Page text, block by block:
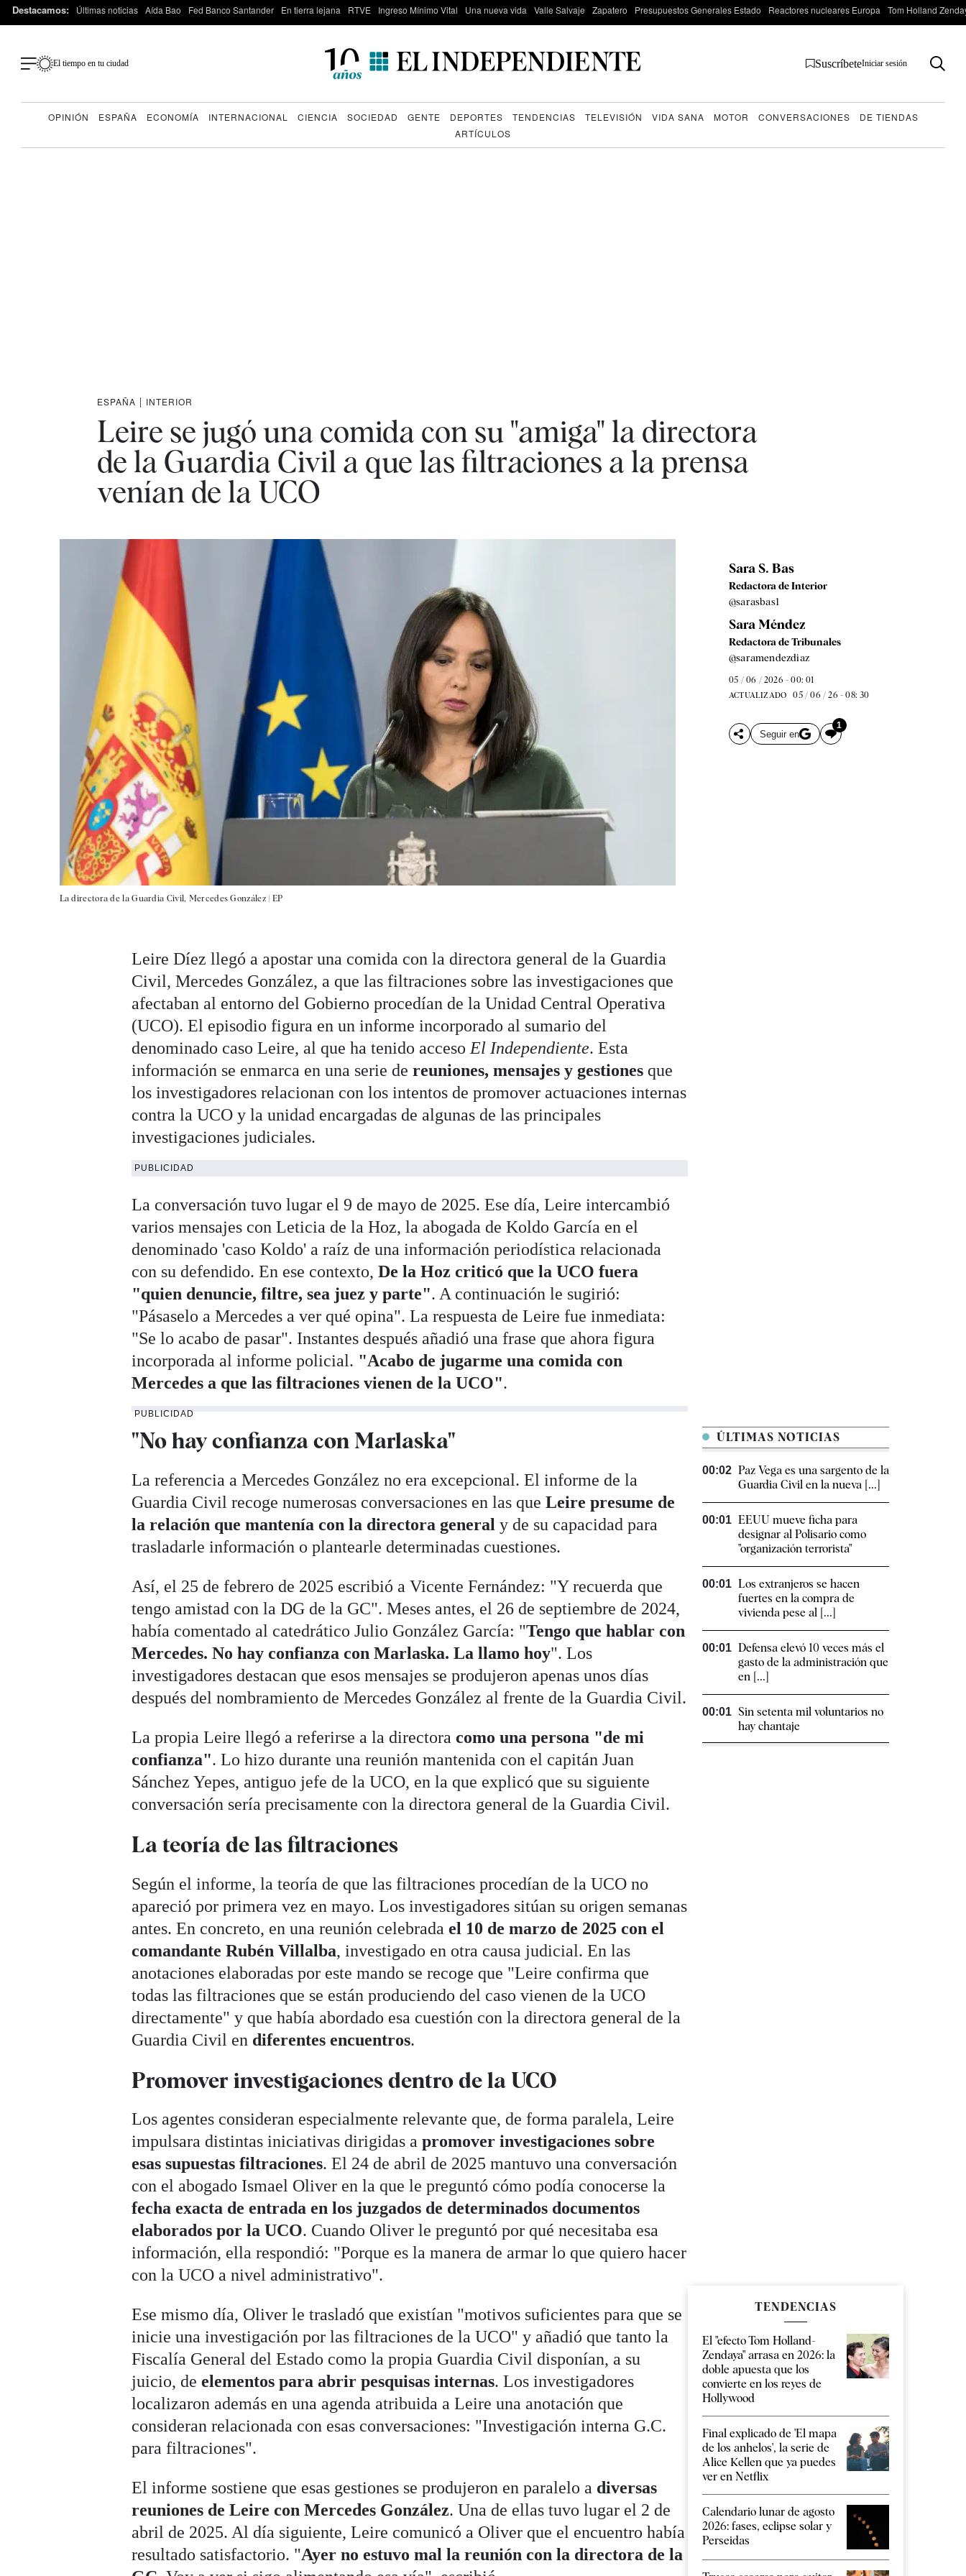
Destacamos: Últimas noticias Aída Bao Fed Banco Santander En tierra lejana RTVE Ingreso Mínimo Vital Una nueva vida Valle Salvaje Zapatero Presupuestos Generales Estado Reactores nucleares Europa Tom Holland
El tiempo en tu ciudad SuscríbeteIniciar sesión
OPINIÓN ESPAÑA ECONOMÍA INTERNACIONAL CIENCIA SOCIEDAD GENTE DEPORTES TENDENCIAS TELEVISIÓN VIDA SANA MOTOR CONVERSACIONES
DE TIENDAS
ARTÍCULOS
ESPAÑA | INTERIOR
Leire se jugó una comida con su "amiga" la directora
de la Guardia Civil a que las filtraciones a la prensa
venían de la UCO
La directora de la Guardia Civil, Mercedes González | EP
Sara S. Bas
Redactora de Interior
@sarasbas1
Sara Méndez
Redactora de Tribunales
@saramendezdiaz
05 / 06 / 2026 - 00: 01
ACTUALIZADO 05 / 06 / 26 - 08: 30
Seguir en
1
Leire Díez llegó a apostar una comida con la directora general de la Guardia
Civil, Mercedes González, a que las filtraciones sobre las investigaciones que
afectaban al entorno del Gobierno procedían de la Unidad Central Operativa
(UCO). El episodio figura en un informe incorporado al sumario del
denominado caso Leire, al que ha tenido acceso El Independiente. Esta
información se enmarca en una serie dereuniones, mensajes y gestionesque
los investigadores relacionan con los intentos de promover actuaciones internas
contra la UCO y la unidad encargadas de algunas de las principales
investigaciones judiciales.
PUBLICIDAD
La conversación tuvo lugar el 9 de mayo de 2025. Ese día, Leire intercambió
varios mensajes con Leticia de la Hoz, la abogada de Koldo García en el
denominado 'caso Koldo' a raíz de una información periodística relacionada
con su defendido. En ese contexto,De la Hoz criticó que la UCO fuera
"quien denuncie, filtre, sea juez y parte". A continuación le sugirió:
"Pásaselo a Mercedes a ver qué opina". La respuesta de Leire fue inmediata:
"Se lo acabo de pasar". Instantes después añadió una frase que ahora figura
incorporada al informe policial. "Acabo de jugarme una comida con
Mercedes a que las filtraciones vienen de la UCO".
PUBLICIDAD
"No hay confianza con Marlaska"
La referencia a Mercedes González no era excepcional. El informe de la
Guardia Civil recoge numerosas conversaciones en las queLeire presume de
la relación que mantenía con la directora general y de su capacidad para
trasladarle información o plantearle determinadas cuestiones.
Así, el 25 de febrero de 2025 escribió a Vicente Fernández: "Y recuerda que
tengo amistad con la DG de la GC". Meses antes, el 26 de septiembre de 2024,
había comentado al catedrático Julio González García: "Tengo que hablar con
Mercedes. No hay confianza con Marlaska. La llamo hoy". Los
investigadores destacan que esos mensajes se produjeron apenas unos días
después del nombramiento de Mercedes González al frente de la Guardia Civil.
La propia Leire llegó a referirse a la directoracomo una persona "de mi
confianza". Lo hizo durante una reunión mantenida con el capitán Juan
Sánchez Yepes, antiguo jefe de la UCO, en la que explicó que su siguiente
conversación sería precisamente con la directora general de la Guardia Civil.
La teoría de las filtraciones
Según el informe, la teoría de que las filtraciones procedían de la UCO no
apareció por primera vez en mayo. Los investigadores sitúan su origen semanas
antes. En concreto, en una reunión celebradael 10 de marzo de 2025 con el
comandante Rubén Villalba, investigado en otra causa judicial. En las
anotaciones elaboradas por este mando se recoge que "Leire confirma que
todas las filtraciones que se están produciendo del caso vienen de la UCO
directamente" y que había abordado esa cuestión con la directora general de la
Guardia Civil en diferentes encuentros.
Promover investigaciones dentro de la UCO
Los agentes consideran especialmente relevante que, de forma paralela, Leire
impulsara distintas iniciativas dirigidas apromover investigaciones sobre
esas supuestas filtraciones. El 24 de abril de 2025 mantuvo una conversación
con el abogado Ismael Oliver en la que le preguntó cómo podía conocerse la
fecha exacta de entrada en los juzgados de determinados documentos
elaborados por la UCO. Cuando Oliver le preguntó por qué necesitaba esa
información, ella respondió: "Porque es la manera de armar lo que quiero hacer
con la UCO a nivel administrativo".
Ese mismo día, Oliver le trasladó que existían "motivos suficientes para que se
inicie una investigación por las filtraciones de la UCO" y añadió que tanto la
Fiscalía General del Estado como la propia Guardia Civil disponían, a su
juicio, deelementos para abrir pesquisas internas. Los investigadores
localizaron además en una agenda atribuida a Leire una anotación que
consideran relacionada con esas conversaciones: "Investigación interna G.C.
para filtraciones".
El informe sostiene que esas gestiones se produjeron en paralelo a diversas
reuniones de Leire con Mercedes González. Una de ellas tuvo lugar el 2 de
abril de 2025. Al día siguiente, Leire comunicó a Oliver que el encuentro había
resultado satisfactorio. "Ayer no estuvo mal la reunión con la directora de la
ÚLTIMAS NOTICIAS
00:02 Paz Vega es una sargento de la
Guardia Civil en la nueva [...]
00:01 EEUU mueve ficha para
designar al Polisario como
"organización terrorista"
00:01 Los extranjeros se hacen
fuertes en la compra de
vivienda pese al [...]
00:01 Defensa elevó 10 veces más el
gasto de la administración que
en [...]
00:01 Sin setenta mil voluntarios no
hay chantaje
TENDENCIAS
El "efecto Tom Holland-
Zendaya" arrasa en 2026: la
doble apuesta que los
convierte en los reyes de
Hollywood
Final explicado de 'El mapa
de los anhelos', la serie de
Alice Kellen que ya puedes
ver en Netflix
Calendario lunar de agosto
2026: fases, eclipse solar y
Perseidas